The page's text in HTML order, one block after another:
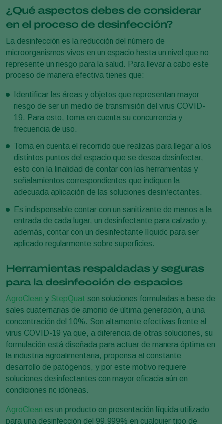
¿Qué aspectos debes de considerar
en el proceso de desinfección?
La desinfección es la reducción del número de
microorganismos vivos en un espacio hasta un nivel que no
represente un riesgo para la salud. Para llevar a cabo este
proceso de manera efectiva tienes que:
Identificar las áreas y objetos que representan mayor
riesgo de ser un medio de transmisión del virus COVID-
19. Para esto, toma en cuenta su concurrencia y
frecuencia de uso.
Toma en cuenta el recorrido que realizas para llegar a los
distintos puntos del espacio que se desea desinfectar,
esto con la finalidad de contar con las herramientas y
señalamientos correspondientes que indiquen la
adecuada aplicación de las soluciones desinfectantes.
Es indispensable contar con un sanitizante de manos a la
entrada de cada lugar, un desinfectante para calzado y,
además, contar con un desinfectante líquido para ser
aplicado regularmente sobre superficies.
Herramientas respaldadas y seguras
para la desinfección de espacios
AgroClean y StepQuat son soluciones formuladas a base de
sales cuaternarias de amonio de última generación, a una
concentración del 10%. Son altamente efectivas frente al
virus COVID-19 ya que, a diferencia de otras soluciones, su
formulación está diseñada para actuar de manera óptima en
la industria agroalimentaria, propensa al constante
desarrollo de patógenos, y por este motivo requiere
soluciones desinfectantes con mayor eficacia aún en
condiciones no idóneas.
AgroClean es un producto en presentación líquida utilizado
para una desinfección del 99.999% en cualquier tipo de